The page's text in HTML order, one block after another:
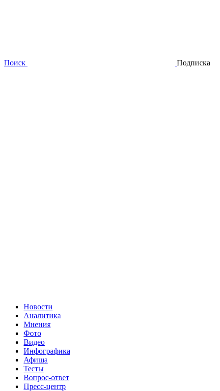
Поиск Подписка
Новости
Аналитика
Мнения
Фото
Видео
Инфографика
Афиша
Тесты
Вопрос-ответ
Пресс-центр